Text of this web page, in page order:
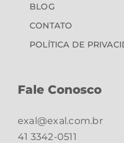
BLOG
CONTATO
POLÍTICA DE
Fale Conosco
exal@exal.com.br
41 3342-0511